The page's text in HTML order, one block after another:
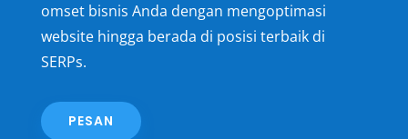
omset bisnis Anda dengan mengoptimasi
website hingga berada di posisi terbaik di
SERPs.
PESAN